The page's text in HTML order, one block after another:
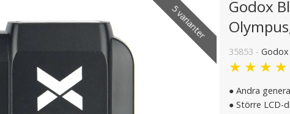
3 varianter
5 varianter
Godox
35853 -Godox
★ ★ ★ ★
● Andra
● Större LCD-